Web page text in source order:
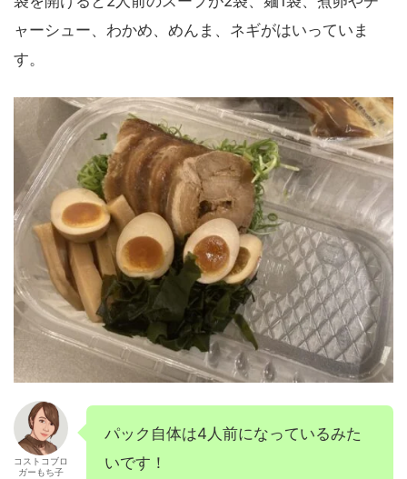
ャーシュー、わかめ、めんま、ネギがはいっていま
す。
コストコブロ
ガーもち子
パック自体は4人前になっているみた
いです！